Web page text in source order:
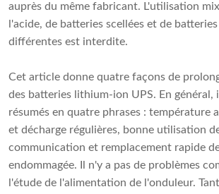
auprès du même fabricant. L'utilisation
l'acide, de batteries scellées et de
différentes est interdite.
Cet article donne quatre façons de
des batteries lithium-ion UPS. En général,
résumés en quatre phrases : température
et décharge régulières, bonne utilisation
communication et remplacement rapide
endommagée. Il n'y a pas de problèmes
l'étude de l'alimentation de l'onduleur.